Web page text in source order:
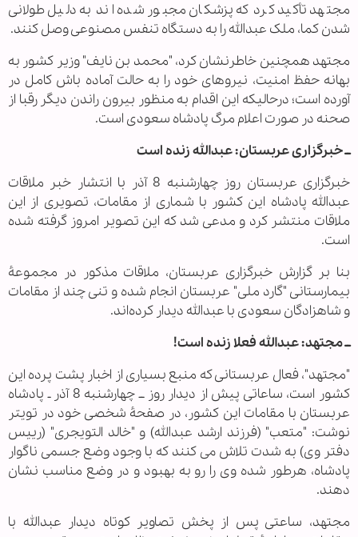
مجتهد تأکید کرد که پزشکان مجبور شده اند به دلیل طولانی
شدن کما، ملک عبدالله را به دستگاه تنفس مصنوعی وصل کنند.
مجتهد همچنین خاطرنشان کرد، "محمد بن نایف" وزیر کشور به
بهانه حفظ امنیت، نیروهای خود را به حالت آماده باش کامل در
آورده است؛ درحالیکه این اقدام به منظور بیرون راندن دیگر رقبا از
صحنه در صورت اعلام مرگ پادشاه سعودی است.
ــ خبرگزاری عربستان: عبدالله زنده است
خبرگزاری عربستان روز چهارشنبه 8 آذر با انتشار خبر ملاقات
عبدالله پادشاه این کشور با شماری از مقامات، تصویری از این
ملاقات منتشر کرد و مدعی شد که این تصویر امروز گرفته شده
است.
بنا بر گزارش خبرگزاری عربستان، ملاقات مذکور در مجموعۀ
بیمارستانی "گارد ملی" عربستان انجام شده و تنی چند از مقامات
و شاهزادگان سعودی با عبدالله دیدار کرده‌اند.
ــ مجتهد: عبدالله فعلا زنده است!
"مجتهد"، فعال عربستانی که منبع بسیاری از اخبار پشت پرده این
کشور است، ساعاتی پیش از دیدار روز ــ چهارشنبه 8 آذر ـ پادشاه
عربستان با مقامات این کشور، در صفحۀ شخصی خود در تویتر
نوشت: "متعب" (فرزند ارشد عبدالله) و "خالد التویجری" (رییس
دفتر وی) به شدت تلاش می کنند که با وجود وضع جسمی ناگوار
پادشاه، هرطور شده وی را رو به بهبود و در وضع مناسب نشان
دهند.
مجتهد، ساعتی پس از پخش تصاویر کوتاه دیدار عبدالله با